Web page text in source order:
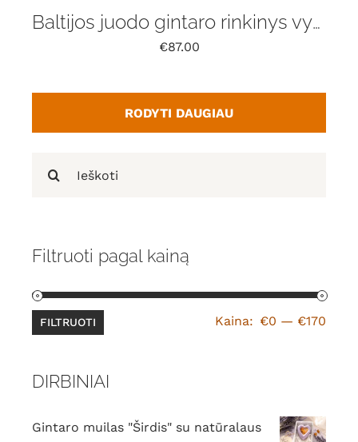
for:
Filtruoti pagal kainą
FILTRUOTI Kaina: €0 — €170
DIRBINIAI
Gintaro muilas "Širdis" su natūralaus
Baltijos juodo gintaro rinkinys vyrams
€87.00
RODYTI DAUGIAU